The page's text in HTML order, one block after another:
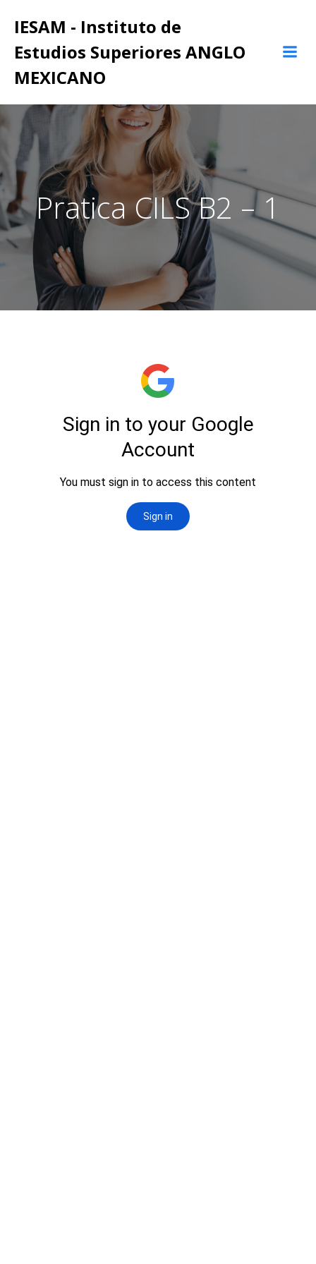
IESAM - Instituto de
Estudios Superiores ANGLO
MEXICANO
Pratica CILS B2 – 1